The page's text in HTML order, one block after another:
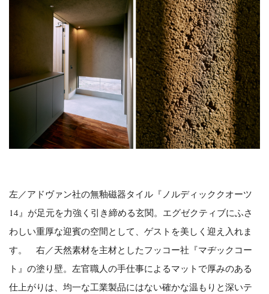
左／アドヴァン社の無釉磁器タイル『ノルディッククオーツ
14』が足元を力強く引き締める玄関。エグゼクティブにふさ
わしい重厚な迎賓の空間として、ゲストを美しく迎え入れま
す。 右／天然素材を主材としたフッコー社『マヂックコー
ト』の塗り壁。左官職人の手仕事によるマットで厚みのある
仕上がりは、均一な工業製品にはない確かな温もりと深いテ